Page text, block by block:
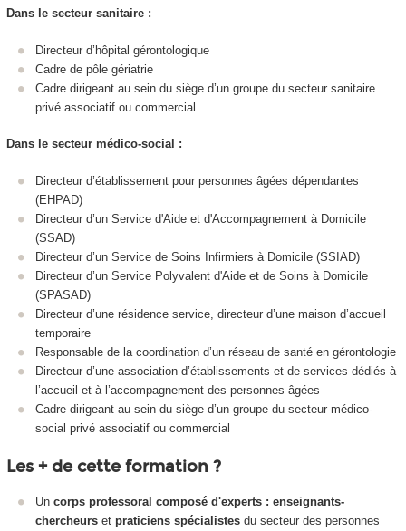
Dans le secteur sanitaire :
Directeur d’hôpital gérontologique
Cadre de pôle gériatrie
Cadre dirigeant au sein du siège d’un groupe du secteur sanitaire
privé associatif ou commercial
Dans le secteur médico-social :
Directeur d’établissement pour personnes âgées dépendantes
(EHPAD)
Directeur d’un Service d'Aide et d'Accompagnement à Domicile
(SSAD)
Directeur d’un Service de Soins Infirmiers à Domicile (SSIAD)
Directeur d’un Service Polyvalent d'Aide et de Soins à Domicile
(SPASAD)
Directeur d’une résidence service, directeur d’une maison d’accueil
temporaire
Responsable de la coordination d’un réseau de santé en gérontologie
Directeur d’une association d’établissements et de services dédiés à
l’accueil et à l’accompagnement des personnes âgées
Cadre dirigeant au sein du siège d’un groupe du secteur médico-
social privé associatif ou commercial
Les + de cette formation ?
Un corps professoral composé d'experts : enseignants-
chercheurs et praticiens spécialistes du secteur des personnes